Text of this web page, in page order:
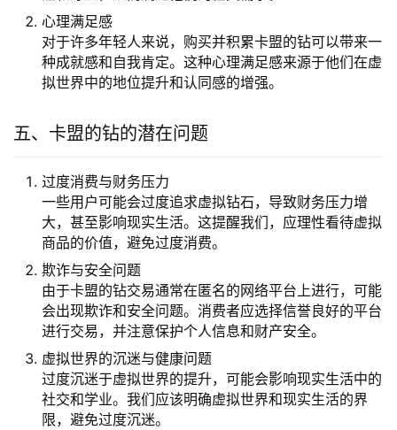
心理满足感
对于许多年轻人来说，购买并积累卡盟的钻可以带来一
种成就感和自我肯定。这种心理满足感来源于他们在虚
拟世界中的地位提升和认同感的增强。
五、卡盟的钻的潜在问题
过度消费与财务压力
一些用户可能会过度追求虚拟钻石，导致财务压力增
大，甚至影响现实生活。这提醒我们，应理性看待虚拟
商品的价值，避免过度消费。
欺诈与安全问题
由于卡盟的钻交易通常在匿名的网络平台上进行，可能
会出现欺诈和安全问题。消费者应选择信誉良好的平台
进行交易，并注意保护个人信息和财产安全。
虚拟世界的沉迷与健康问题
过度沉迷于虚拟世界的提升，可能会影响现实生活中的
社交和学业。我们应该明确虚拟世界和现实生活的界
限，避免过度沉迷。